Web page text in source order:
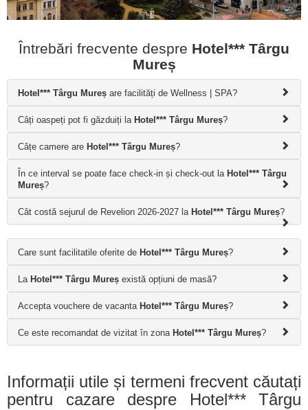
Întrebări frecvente despre Hotel*** Târgu
Mureș
Hotel*** Târgu Mureș are facilități de Wellness | SPA?
Câți oaspeți pot fi găzduiți la Hotel*** Târgu Mureș?
Câțe camere are Hotel*** Târgu Mureș?
În ce interval se poate face check-in și check-out la Hotel*** Târgu
Mureș?
Cât costă sejurul de Revelion 2026-2027 la Hotel*** Târgu Mureș?
Care sunt facilitatile oferite de Hotel*** Târgu Mureș?
La Hotel*** Târgu Mureș există opțiuni de masă?
Accepta vouchere de vacanta Hotel*** Târgu Mureș?
Ce este recomandat de vizitat în zona Hotel*** Târgu Mureș?
Informații utile și termeni frecvent căutați
pentru cazare despre Hotel*** Târgu